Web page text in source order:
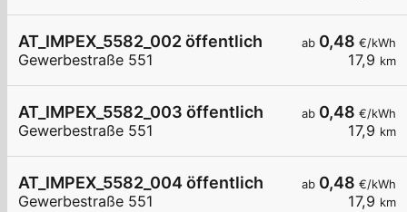
ab 0,48 €/kWh
17,9 km
AT_IMPEX_5582_002 öffentlich
Gewerbestraße 551
ab 0,48 €/kWh
17,9 km
AT_IMPEX_5582_003 öffentlich
Gewerbestraße 551
ab 0,48 €/kWh
17,9 km
AT_IMPEX_5582_004 öffentlich
Gewerbestraße 551